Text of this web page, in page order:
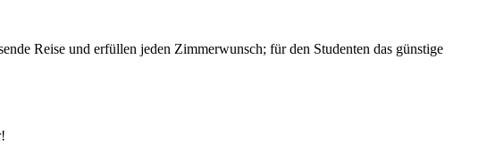
Reise und erfüllen jeden Zimmerwunsch; für den Studenten das günstige